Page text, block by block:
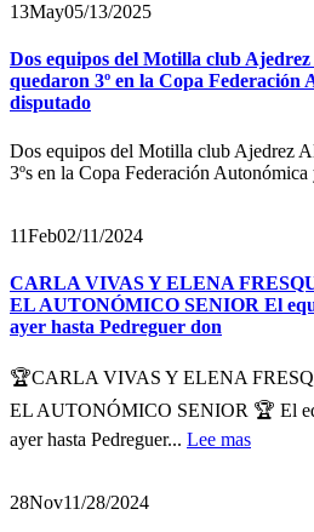
13May05/13/2025
Dos equipos del Motilla club
quedaron 3º en la Copa Federación
disputado
Dos equipos del Motilla club Ajedrez
3ºs en la Copa Federación Autonómica
11Feb02/11/2024
CARLA VIVAS Y ELENA
EL AUTONÓMICO SENIOR El
ayer hasta Pedreguer don
🏆CARLA VIVAS Y ELENA
EL AUTONÓMICO SENIOR 🏆 El
ayer hasta Pedreguer... Lee mas
28Nov11/28/2024